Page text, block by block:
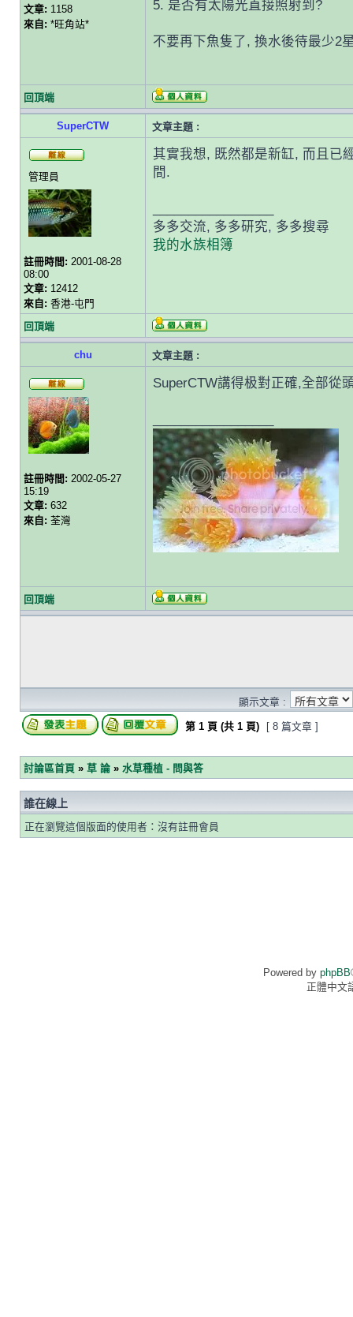
文章: 1158
來自: *旺角站*
5. 是否有太陽光直接照射到?
不要再下魚隻了, 換水後待最少2
回頂端
SuperCTW 文章主題 :
管理員
註冊時間: 2001-08-28
08:00
文章: 12412
來自: 香港-屯門
其實我想, 既然都是新缸, 而且已
間.
多多交流, 多多研究, 多多搜尋
我的水族相簿
回頂端
chu 文章主題 :
註冊時間: 2002-05-27
15:19
文章: 632
來自: 荃灣
SuperCTW講得极對正確,全部從
回頂端
顯示文章 :
第 1 頁 (共 1 頁) [ 8 篇文章 ]
討論區首頁 » 草 論 » 水草種植 - 問與答
誰在線上
正在瀏覽這個版面的使用者：沒有註冊會員
Powered by phpBB
正體中文